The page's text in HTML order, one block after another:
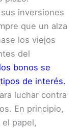
inversiones
que un alza
los viejos
del
bonos se
de interés.
luchar contra
En principio,
papel,